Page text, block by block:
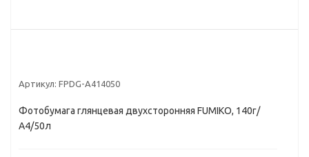
Артикул: FPDG-A414050
Фотобумага глянцевая двухсторонняя FUMIKO, 140г/
А4/50л